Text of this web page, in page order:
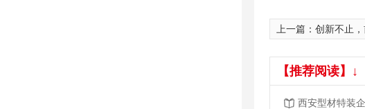
上一篇： 创新不止，前进
【推荐阅读】↓
西安型材特装